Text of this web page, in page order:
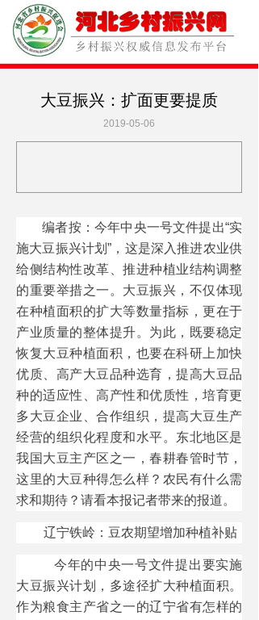
大豆振兴：扩面更要提质
编者按：今年中央一号文件提出“实
施大豆振兴计划”，这是深入推进农业供
给侧结构性改革、推进种植业结构调整
的重要举措之一。大豆振兴，不仅体现
在种植面积的扩大等数量指标，更在于
产业质量的整体提升。为此，既要稳定
恢复大豆种植面积，也要在科研上加快
优质、高产大豆品种选育，提高大豆品
种的适应性、高产性和优质性，培育更
多大豆企业、合作组织，提高大豆生产
经营的组织化程度和水平。东北地区是
我国大豆主产区之一，春耕春管时节，
这里的大豆种得怎么样？农民有什么需
求和期待？请看本报记者带来的报道。
辽宁铁岭：豆农期望增加种植补贴
今年的中央一号文件提出要实施
大豆振兴计划，多途径扩大种植面积。
作为粮食主产省之一的辽宁省有怎样的
2019-05-06